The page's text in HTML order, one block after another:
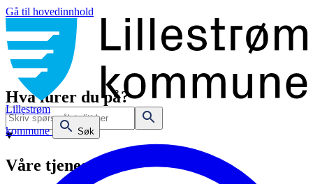
Gå til hovedinnhold
Lillestrøm
kommune
Søk
Hva lurer du på?
Våre tjenester